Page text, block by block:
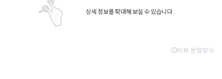
상세 정보를 확대해 보실 수 있습니다.